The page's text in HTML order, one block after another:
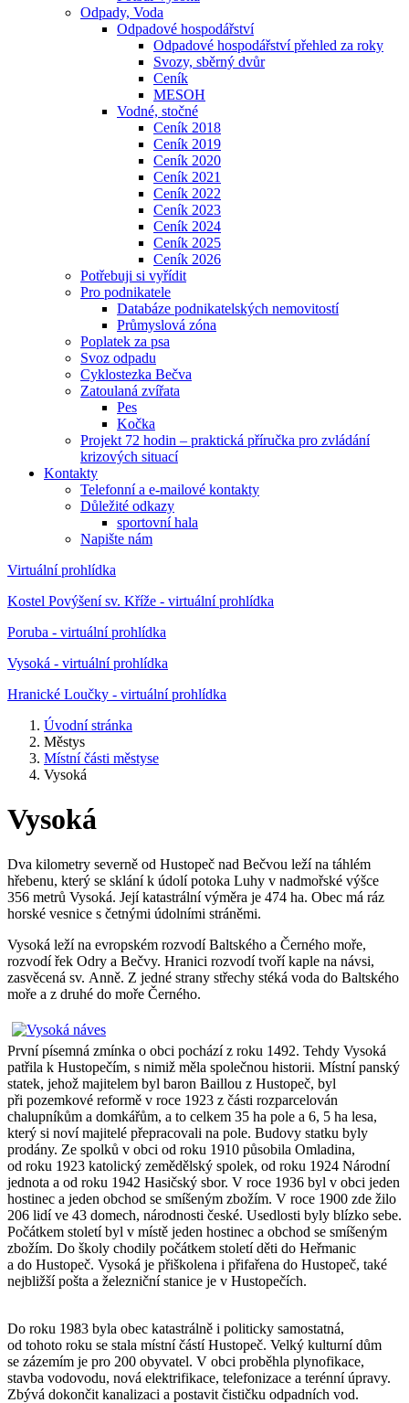
Odpady, Voda
Odpadové hospodářství
Odpadové hospodářství přehled za roky
Svozy, sběrný dvůr
Ceník
MESOH
Vodné, stočné
Ceník 2018
Ceník 2019
Ceník 2020
Ceník 2021
Ceník 2022
Ceník 2023
Ceník 2024
Ceník 2025
Ceník 2026
Potřebuji si vyřídit
Pro podnikatele
Databáze podnikatelských nemovitostí
Průmyslová zóna
Poplatek za psa
Svoz odpadu
Cyklostezka Bečva
Zatoulaná zvířata
Pes
Kočka
Projekt 72 hodin – praktická příručka pro zvládání
krizových situací
Kontakty
Telefonní a e-mailové kontakty
Důležité odkazy
sportovní hala
Napište nám
Virtuální prohlídka
Kostel Povýšení sv. Kříže - virtuální prohlídka
Poruba - virtuální prohlídka
Vysoká - virtuální prohlídka
Hranické Loučky - virtuální prohlídka
Úvodní stránka
Městys
Místní části městyse
Vysoká
Vysoká
Dva kilometry severně od Hustopeč nad Bečvou leží na táhlém
hřebenu, který se sklání k údolí potoka Luhy v nadmořské výšce
356 metrů Vysoká. Její katastrální výměra je 474 ha. Obec má ráz
horské vesnice s četnými údolními stráněmi.
Vysoká leží na evropském rozvodí Baltského a Černého moře,
rozvodí řek Odry a Bečvy. Hranici rozvodí tvoří kaple na návsi,
zasvěcená sv. Anně. Z jedné strany střechy stéká voda do Baltského
moře a z druhé do moře Černého.
První písemná zmínka o obci pochází z roku 1492. Tehdy Vysoká
patřila k Hustopečím, s nimiž měla společnou historii. Místní panský
statek, jehož majitelem byl baron Baillou z Hustopeč, byl
při pozemkové reformě v roce 1923 z části rozparcelován
chalupníkům a domkářům, a to celkem 35 ha pole a 6, 5 ha lesa,
který si noví majitelé přepracovali na pole. Budovy statku byly
prodány. Ze spolků v obci od roku 1910 působila Omladina,
od roku 1923 katolický zemědělský spolek, od roku 1924 Národní
jednota a od roku 1942 Hasičský sbor. V roce 1936 byl v obci jeden
hostinec a jeden obchod se smíšeným zbožím. V roce 1900 zde žilo
206 lidí ve 43 domech, národnosti české. Usedlosti byly blízko sebe.
Počátkem století byl v místě jeden hostinec a obchod se smíšeným
zbožím. Do školy chodily počátkem století děti do Heřmanic
a do Hustopeč. Vysoká je přiškolena i přifařena do Hustopeč, také
nejbližší pošta a železniční stanice je v Hustopečích.
Do roku 1983 byla obec katastrálně i politicky samostatná,
od tohoto roku se stala místní částí Hustopeč. Velký kulturní dům
se zázemím je pro 200 obyvatel. V obci proběhla plynofikace,
stavba vodovodu, nová elektrifikace, telefonizace a terénní úpravy.
Zbývá dokončit kanalizaci a postavit čističku odpadních vod.